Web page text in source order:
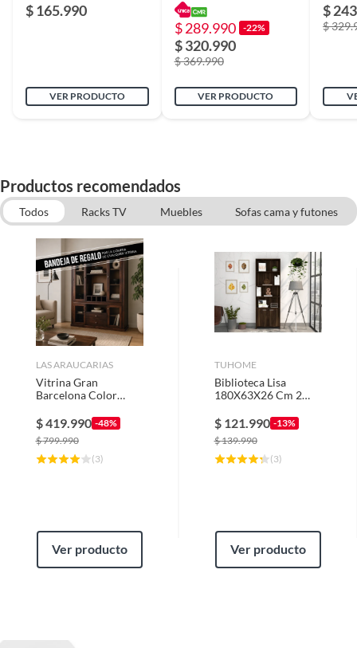
Alto 75 cm
No requiere armado
Capacidad de carga 100 kg
Garantía
$ 165.990
VER PRODUCTO
$ 289.990 -22%
$ 320.990
$ 369.990
VER PRODUCTO
$
$
Productos recomendados
Todos Racks TV Muebles
Sofas cama y futones
Mesa de Arrimo
Estantes
LAS ARAUCARIAS
Vitrina Gran
Barcelona Color
Madera Vidrio.
$419.990 -48%
$799.990
(3)
Ver producto
TUHOME
Biblioteca Lisa
180X63X26 Cm 2
Oscuro
$ 121.990 -13%
$139.990
(3)
Ver producto